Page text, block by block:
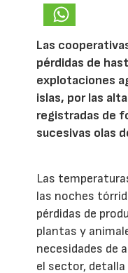
Las
pérdidas de
explotaciones
islas, por las
registradas de
sucesivas olas
Las
las noches
pérdidas de
plantas y
necesidades de
el sector, detalla